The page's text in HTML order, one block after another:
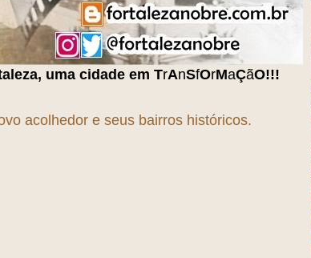
emTrAnSfOrMaÇãO !!!
acolhedor e seus bairros históricos.